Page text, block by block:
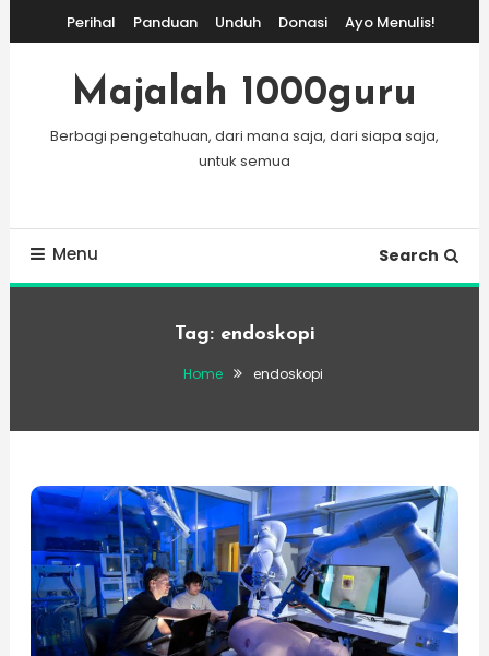
To
Content
Perihal Panduan Unduh Donasi Ayo Menulis!
Majalah 1000guru
Berbagi pengetahuan, dari mana saja, dari siapa saja,
untuk semua
Menu Search
Tag: endoskopi
Home endoskopi